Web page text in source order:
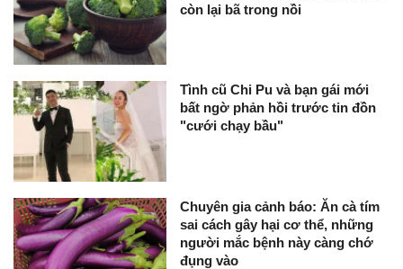
còn lại bã trong nồi
Tình cũ Chi Pu và bạn gái mới
bất ngờ phản hồi trước tin đồn
"cưới chạy bầu"
Chuyên gia cảnh báo: Ăn cà tím
sai cách gây hại cơ thể, những
người mắc bệnh này càng chớ
đụng vào